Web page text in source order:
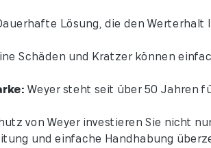
Lösung, die den
Schäden und Kratzer können
Weyer steht seit über 50 Jahren
von Weyer investieren Sie nicht
und einfache Handhabung